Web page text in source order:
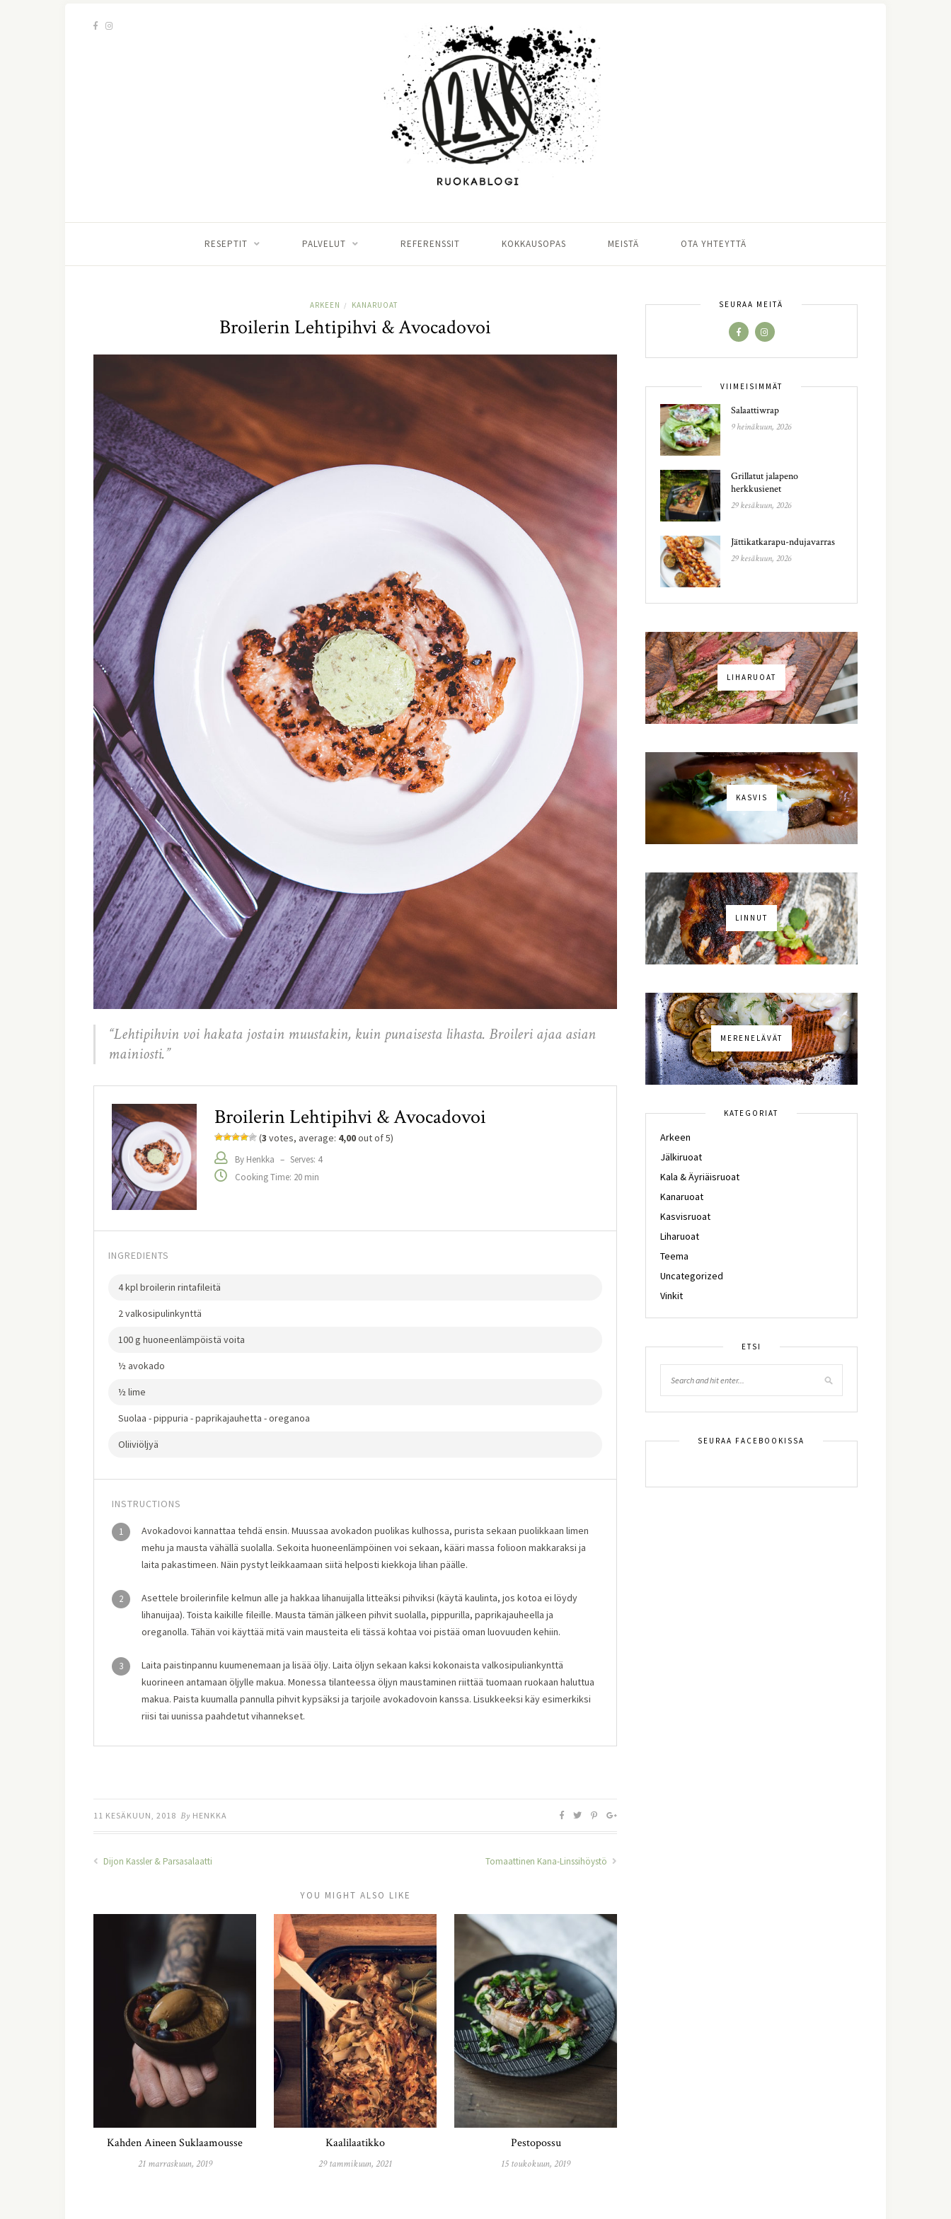
RESEPTIT PALVELUT REFERENSSIT KOKKAUSOPAS MEISTÄ OTA YHTEYTTÄ
ARKEEN / KANARUOAT
Broilerin Lehtipihvi & Avocadovoi
“Lehtipihvin voi hakata jostain muustakin, kuin punaisesta lihasta. Broileri ajaa asian
mainiosti.”
Broilerin Lehtipihvi & Avocadovoi
(3 votes, average: 4,00out of 5)
By Henkka – Serves: 4
Cooking Time: 20 min
INGREDIENTS
4 kpl broilerin rintafileitä
2 valkosipulinkynttä
100 g huoneenlämpöistä voita
½ avokado
½ lime
Suolaa - pippuria - paprikajauhetta - oreganoa
Oliiviöljyä
INSTRUCTIONS
1
Avokadovoi kannattaa tehdä ensin. Muussaa avokadon puolikas kulhossa, purista sekaan puolikkaan limen
mehu ja mausta vähällä suolalla. Sekoita huoneenlämpöinen voi sekaan, kääri massa folioon makkaraksi ja
laita pakastimeen. Näin pystyt leikkaamaan siitä helposti kiekkoja lihan päälle.
2
Asettele broilerinfile kelmun alle ja hakkaa lihanuijalla litteäksi pihviksi (käytä kaulinta, jos kotoa ei löydy
lihanuijaa). Toista kaikille fileille. Mausta tämän jälkeen pihvit suolalla, pippurilla, paprikajauheella ja
oreganolla. Tähän voi käyttää mitä vain mausteita eli tässä kohtaa voi pistää oman luovuuden kehiin.
3
Laita paistinpannu kuumenemaan ja lisää öljy. Laita öljyn sekaan kaksi kokonaista valkosipuliankynttä
kuorineen antamaan öljylle makua. Monessa tilanteessa öljyn maustaminen riittää tuomaan ruokaan haluttua
makua. Paista kuumalla pannulla pihvit kypsäksi ja tarjoile avokadovoin kanssa. Lisukkeeksi käy esimerkiksi
riisi tai uunissa paahdetut vihannekset.
11 KESÄKUUN, 2018 By HENKKA
Dijon Kassler & Parsasalaatti Tomaattinen Kana-Linssihöystö
YOU MIGHT ALSO LIKE
Kahden Aineen Suklaamousse
21 marraskuun, 2019
Kaalilaatikko
29 tammikuun, 2021
Pestopossu
15 toukokuun, 2019
SEURAA MEITÄ
VIIMEISIMMÄT
Salaattiwrap
9 heinäkuun, 2026
Grillatut jalapeno
herkkusienet
29 kesäkuun, 2026
Jättikatkarapu-ndujavarras
29 kesäkuun, 2026
LIHARUOAT
KASVIS
LINNUT
MERENELÄVÄT
KATEGORIAT
Arkeen
Jälkiruoat
Kala & Äyriäisruoat
Kanaruoat
Kasvisruoat
Liharuoat
Teema
Uncategorized
Vinkit
ETSI
SEURAA FACEBOOKISSA